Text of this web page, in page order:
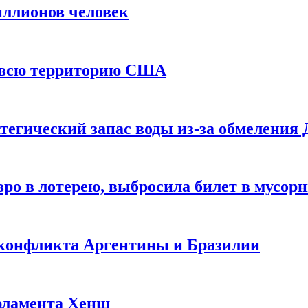
человек
всю территорию США
запас воды из-за обмеления
в лотерею, выбросила билет в
Аргентины и Бразилии
Хенш